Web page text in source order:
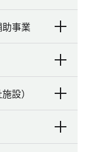
事業
設）